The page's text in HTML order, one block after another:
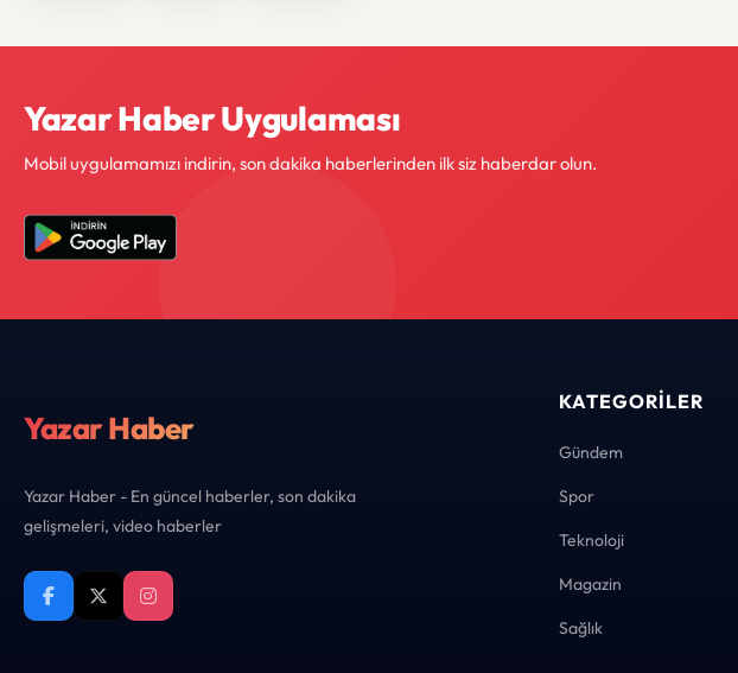
Yazar Haber Uygulaması
Mobil uygulamamızı indirin, son dakika haberlerinden ilk siz haberdar olun.
Yazar Haber
Yazar Haber - En güncel haberler, son dakika
gelişmeleri, video haberler
KATEGORILER
Gündem
Spor
Teknoloji
Magazin
Sağlık